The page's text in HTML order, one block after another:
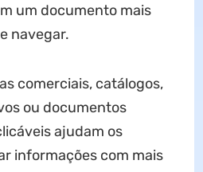
um documento mais
navegar.
comerciais, catálogos,
ou documentos
ajudam os
informações com mais